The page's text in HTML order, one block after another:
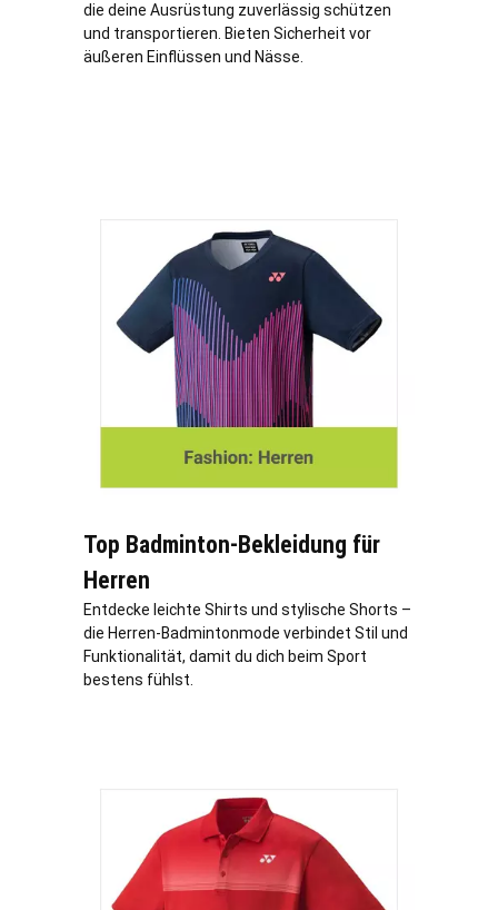
die deine Ausrüstung zuverlässig schützen
und transportieren. Bieten Sicherheit vor
äußeren Einflüssen und Nässe.
Top Badminton-Bekleidung für
Herren
Entdecke leichte Shirts und stylische Shorts –
die Herren-Badmintonmode verbindet Stil und
Funktionalität, damit du dich beim Sport
bestens fühlst.